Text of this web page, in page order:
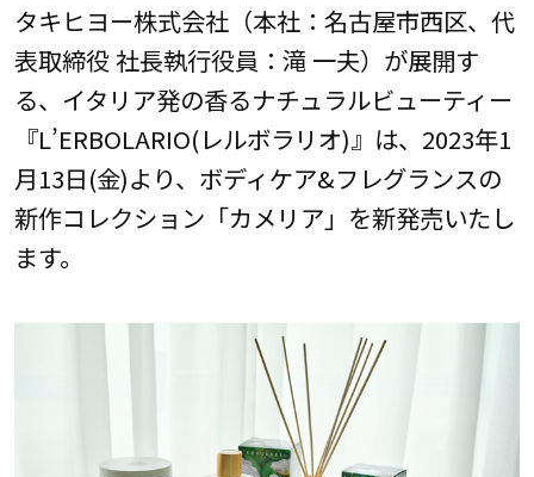
タキヒヨー株式会社（本社：名古屋市西区、代
表取締役 社長執行役員：滝 一夫）が展開す
る、イタリア発の香るナチュラルビューティー
『L’ERBOLARIO(レルボラリオ)』は、2023年1
月13日(金)より、ボディケア&フレグランスの
新作コレクション「カメリア」を新発売いたし
ます。